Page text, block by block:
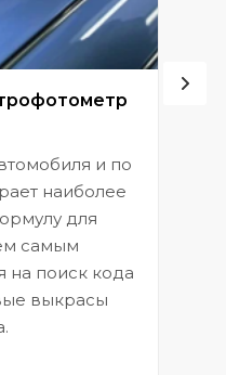
и по
наиболее
для
самым
на поиск кода
выкрасы